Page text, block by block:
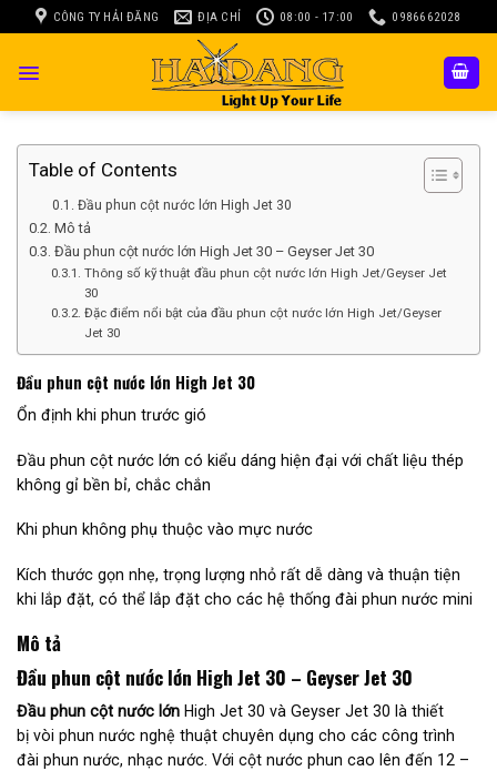
to
CÔNG TY HẢI ĐĂNG ĐỊA CHỈ 08:00 - 17:00 0986662028
Table of Contents
Đầu phun cột nước lớn High Jet 30
Mô tả
Đầu phun cột nước lớn High Jet 30 – Geyser Jet 30
Thông số kỹ thuật đầu phun cột nước lớn High Jet/Geyser Jet
30
Đặc điểm nổi bật của đầu phun cột nước lớn High Jet/Geyser
Jet 30
Đầu phun cột nước lớn High Jet 30
Ổn định khi phun trước gió
Đầu phun cột nước lớn có kiểu dáng hiện đại với chất liệu thép
không gỉ bền bỉ, chắc chắn
Khi phun không phụ thuộc vào mực nước
Kích thước gọn nhẹ, trọng lượng nhỏ rất dễ dàng và thuận tiện
khi lắp đặt, có thể lắp đặt cho các hệ thống đài phun nước mini
Mô tả
Đầu phun cột nước lớn High Jet 30 – Geyser Jet 30
Đầu phun cột nước lớn High Jet 30 và Geyser Jet 30 là thiết
bị vòi phun nước nghệ thuật chuyên dụng cho các công trình
đài phun nước, nhạc nước. Với cột nước phun cao lên đến 12 –